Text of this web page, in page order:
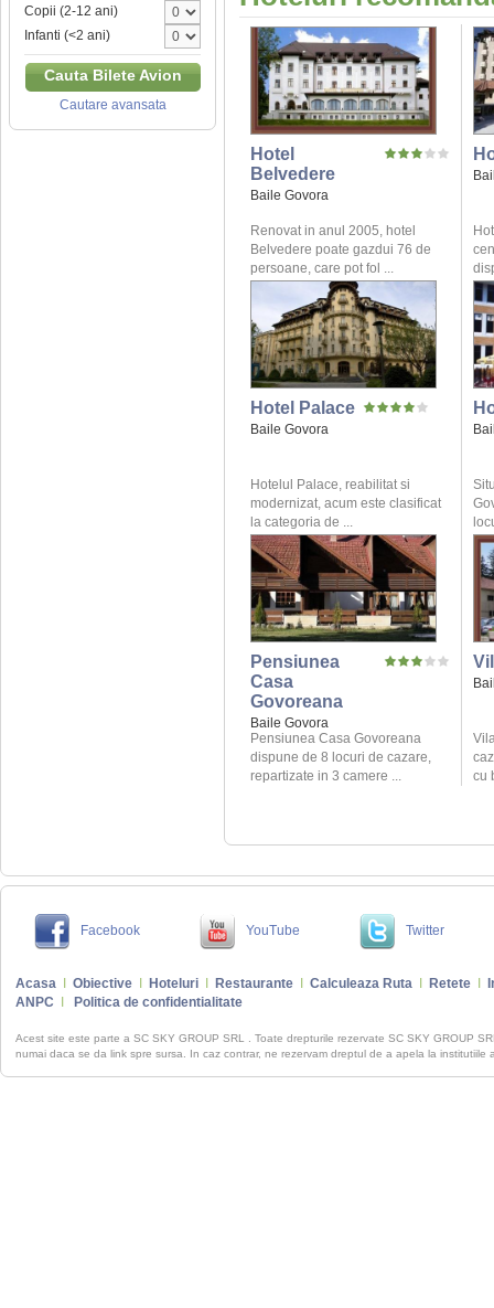
Copii (2-12 ani)
Infanti (<2 ani)
Cauta Bilete Avion
Cautare avansata
Hotel
Belvedere
Baile Govora
Renovat in anul 2005, hotel
Belvedere poate gazdui 76 de
persoane, care pot fol ...
Hotel Palace
Baile Govora
Hotelul Palace, reabilitat si
modernizat, acum este clasificat
la categoria de ...
Pensiunea
Casa
Govoreana
Baile Govora
Pensiunea Casa Govoreana
dispune de 8 locuri de cazare,
repartizate in 3 camere ...
cu
Facebook YouTube Twitter
Acasa Obiective Hoteluri Restaurante Calculeaza Ruta Retete
ANPC
Politica de confidentialitate
Acest site este parte a SC SKY GROUP SRL . Toate drepturile rezervate SC SKY GROUP
numai daca se da link spre sursa. In caz contrar, ne rezervam dreptul de a apela la institutiile